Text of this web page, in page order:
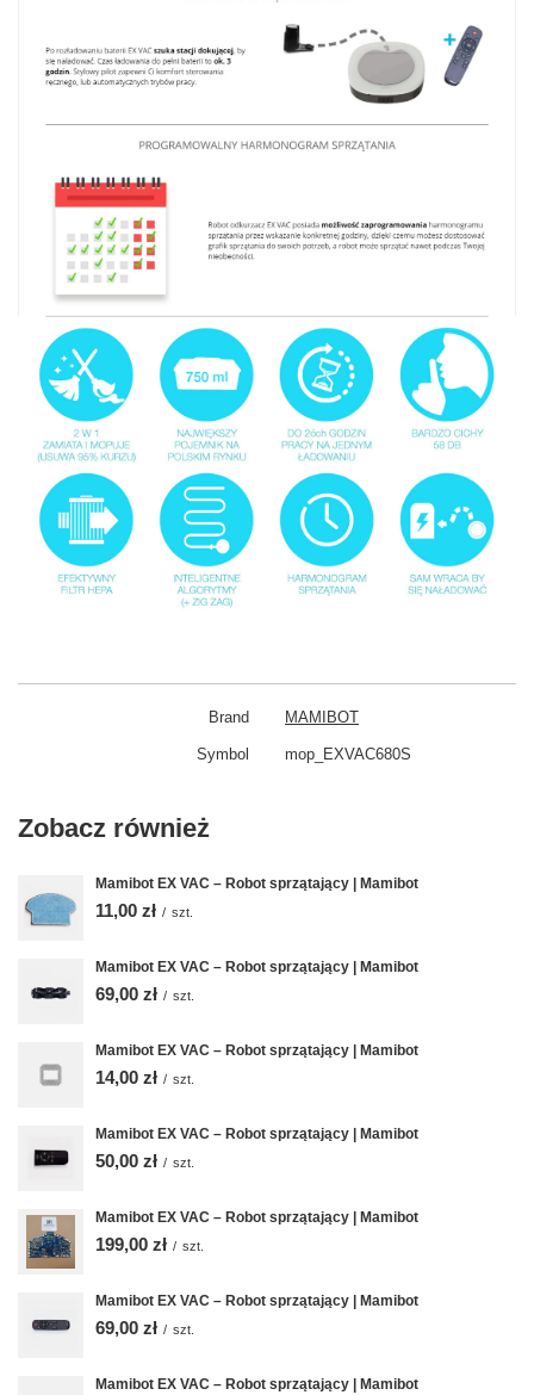
Brand MAMIBOT
Symbol mop_EXVAC680S
Zobacz również
Mamibot EX VAC – Robot sprzątający | Mamibot
11,00 zł / szt.
Mamibot EX VAC – Robot sprzątający | Mamibot
69,00 zł / szt.
Mamibot EX VAC – Robot sprzątający | Mamibot
14,00 zł / szt.
Mamibot EX VAC – Robot sprzątający | Mamibot
50,00 zł / szt.
Mamibot EX VAC – Robot sprzątający | Mamibot
199,00 zł / szt.
Mamibot EX VAC – Robot sprzątający | Mamibot
69,00 zł / szt.
Mamibot EX VAC – Robot sprzątający | Mamibot